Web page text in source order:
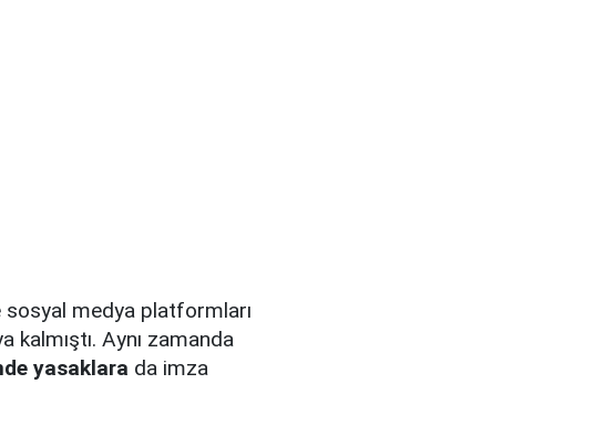
sosyal medya platformları
Aynı zamanda
yasaklara da imza